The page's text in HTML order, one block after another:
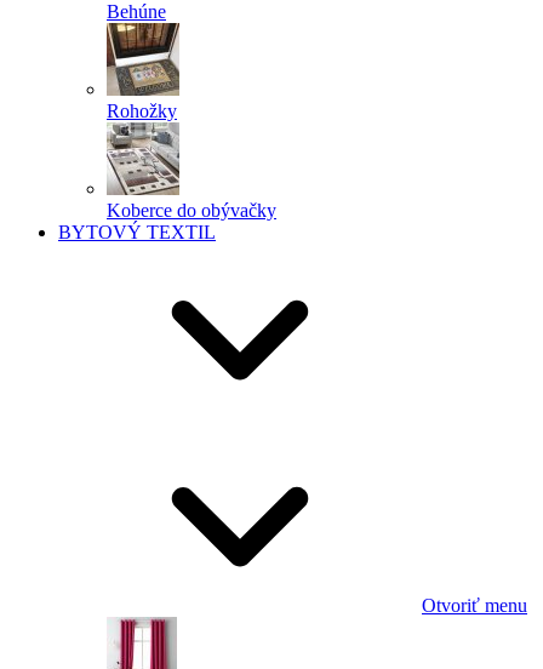
Behúne
Rohožky
Koberce do obývačky
BYTOVÝ TEXTIL
Otvoriť menu